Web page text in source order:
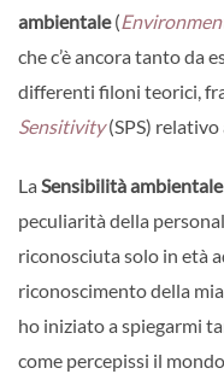
ambientale(
che c’è ancora tanto da
differenti filoni teorici,
Sensitivity(SPS)
La Sensibilità
peculiarità della
riconosciuta solo in età
riconoscimento della
ho iniziato a spiegarmi
come percepissi il